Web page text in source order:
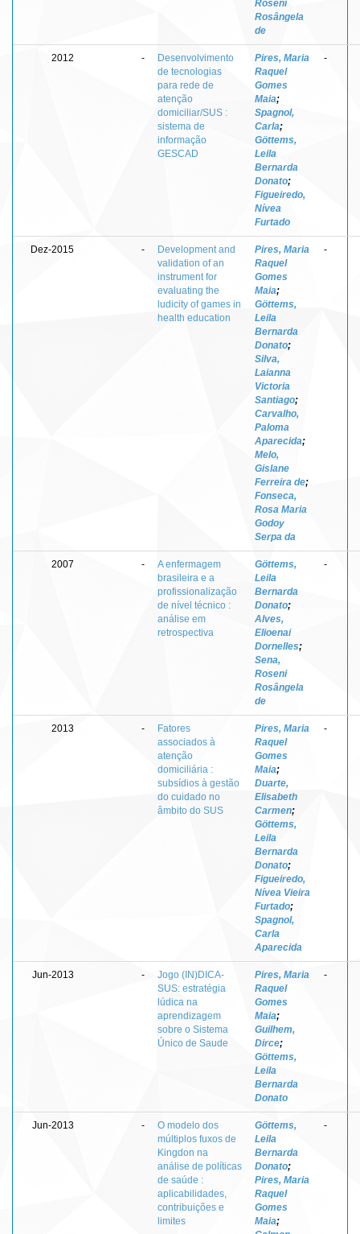
Roseni
Rosângela
de
2012 -
Desenvolvimento
de tecnologias
para rede de
atenção
domiciliar/SUS :
sistema de
informação
GESCAD
Pires, Maria
Raquel
Gomes
Maia;
Spagnol,
Carla;
Göttems,
Leila
Bernarda
Donato;
Figueiredo,
Nívea
Furtado
-
Dez-2015 -
Development and
validation of an
instrument for
evaluating the
ludicity of games in
health education
Pires, Maria
Raquel
Gomes
Maia;
Göttems,
Leila
Bernarda
Donato;
Silva,
Laianna
Victoria
Santiago;
Carvalho,
Paloma
Aparecida;
Melo,
Gislane
Ferreira de;
Fonseca,
Rosa Maria
Godoy
Serpa da
-
2007 -
A enfermagem
brasileira e a
profissionalização
de nível técnico :
análise em
retrospectiva
Göttems,
Leila
Bernarda
Donato;
Alves,
Elioenai
Dornelles;
Sena,
Roseni
Rosângela
de
-
2013 -
Fatores
associados à
atenção
domiciliária :
subsídios à gestão
do cuidado no
âmbito do SUS
Pires, Maria
Raquel
Gomes
Maia;
Duarte,
Elisabeth
Carmen;
Göttems,
Leila
Bernarda
Donato;
Figueiredo,
Nívea Vieira
Furtado;
Spagnol,
Carla
Aparecida
-
Jun-2013 -
Jogo (IN)DICA-
SUS: estratégia
lúdica na
aprendizagem
sobre o Sistema
Único de Saude
Pires, Maria
Raquel
Gomes
Maia;
Guilhem,
Dirce;
Göttems,
Leila
Bernarda
Donato
-
Jun-2013 -
O modelo dos
múltiplos fuxos de
Kingdon na
análise de políticas
de saúde :
aplicabilidades,
contribuições e
limites
Göttems,
Leila
Bernarda
Donato;
Pires, Maria
Raquel
Gomes
Maia;
-